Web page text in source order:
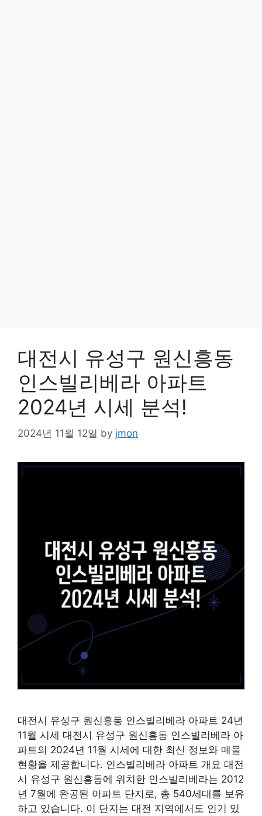
대전시 유성구 원신흥동
인스빌리베라 아파트
2024년 시세 분석!
2024년 11월 12일 by jmon
대전시 유성구 원신흥동 인스빌리베라 아파트 24년
11월 시세 대전시 유성구 원신흥동 인스빌리베라 아
파트의 2024년 11월 시세에 대한 최신 정보와 매물
현황을 제공합니다. 인스빌리베라 아파트 개요 대전
시 유성구 원신흥동에 위치한 인스빌리베라는 2012
년 7월에 완공된 아파트 단지로, 총 540세대를 보유
하고 있습니다. 이 단지는 대전 지역에서도 인기 있